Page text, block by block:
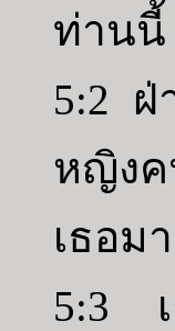
ท่านนี้
5:2 ฝ่
หญิงค
เธอม
5:3 เ